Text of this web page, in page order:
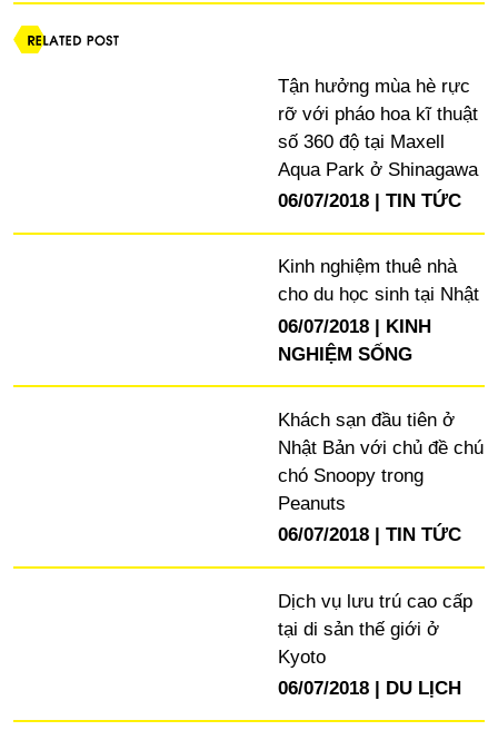
Tận hưởng mùa hè rực
rỡ với pháo hoa kĩ thuật
số 360 độ tại Maxell
Aqua Park ở Shinagawa
06/07/2018
TIN TỨC
Kinh nghiệm thuê nhà
cho du học sinh tại Nhật
06/07/2018
KINH
NGHIỆM SỐNG
Khách sạn đầu tiên ở
Nhật Bản với chủ đề chú
chó Snoopy trong
Peanuts
06/07/2018
TIN TỨC
Dịch vụ lưu trú cao cấp
tại di sản thế giới ở
Kyoto
06/07/2018
DU LỊCH